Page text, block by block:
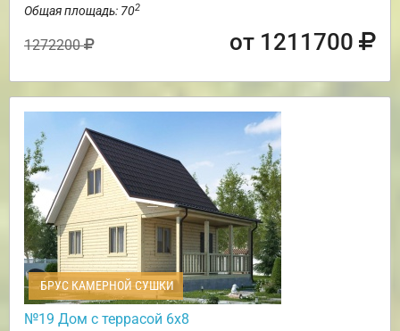
Общая площадь: 702
1272200 от 1211700
БРУС КАМЕРНОЙ СУШКИ
№19 Дом с террасой 6х8